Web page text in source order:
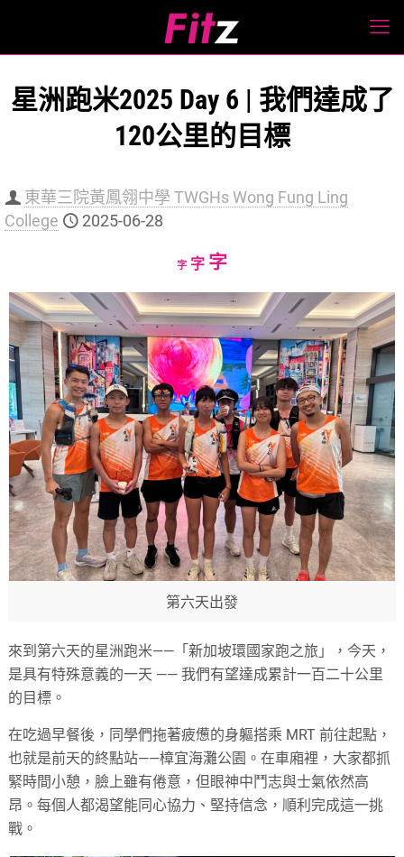
星洲跑米2025 Day 6 | 我們達成了
120公里的目標
東華三院黃鳳翎中學 TWGHs Wong Fung Ling
College
2025-06-28
字Decrease
size.
字Reset
size.
字Increase
size.
第六天出發
來到第六天的星洲跑米——「新加坡環國家跑之旅」，今天，
是具有特殊意義的一天 —— 我們有望達成累計一百二十公里
的目標。
在吃過早餐後，同學們拖著疲憊的身軀搭乘 MRT 前往起點，
也就是前天的終點站——樟宜海灘公園。在車廂裡，大家都抓
緊時間小憩，臉上雖有倦意，但眼神中鬥志與士氣依然高
昂。每個人都渴望能同心協力、堅持信念，順利完成這一挑
戰。